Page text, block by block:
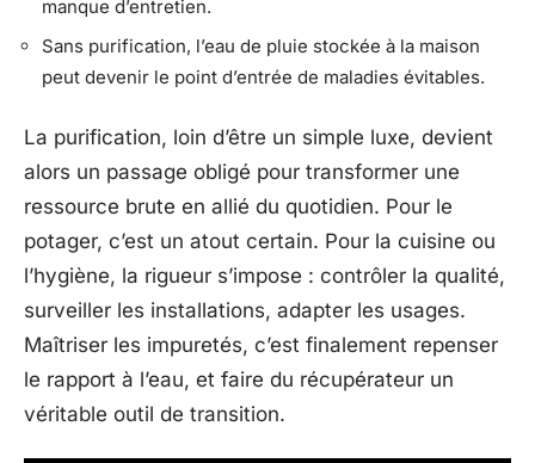
manque d’entretien.
Sans purification, l’eau de pluie stockée à la maison
peut devenir le point d’entrée de maladies évitables.
La purification, loin d’être un simple luxe, devient
alors un passage obligé pour transformer une
ressource brute en allié du quotidien. Pour le
potager, c’est un atout certain. Pour la cuisine ou
l’hygiène, la rigueur s’impose : contrôler la qualité,
surveiller les installations, adapter les usages.
Maîtriser les impuretés, c’est finalement repenser
le rapport à l’eau, et faire du récupérateur un
véritable outil de transition.